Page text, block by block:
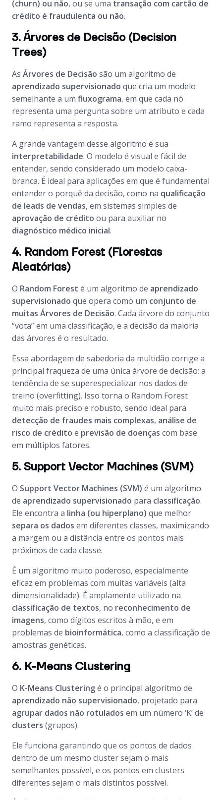
(churn) ou não, ou se uma transação com cartão de
crédito é fraudulenta ou não.
3. Árvores de Decisão (Decision
Trees)
As Árvores de Decisão são um algoritmo de
aprendizado supervisionado que cria um modelo
semelhante a um fluxograma, em que cada nó
representa uma pergunta sobre um atributo e cada
ramo representa a resposta.
A grande vantagem desse algoritmo é sua
interpretabilidade. O modelo é visual e fácil de
entender, sendo considerado um modelo caixa-
branca. É ideal para aplicações em que é fundamental
entender o porquê da decisão, como na qualificação
de leads de vendas, em sistemas simples de
aprovação de crédito ou para auxiliar no
diagnóstico médico inicial.
4. Random Forest (Florestas
Aleatórias)
O Random Forest é um algoritmo de aprendizado
supervisionado que opera como um conjunto de
muitas Árvores de Decisão. Cada árvore do conjunto
“vota” em uma classificação, e a decisão da maioria
das árvores é o resultado.
Essa abordagem de sabedoria da multidão corrige a
principal fraqueza de uma única árvore de decisão: a
tendência de se superespecializar nos dados de
treino (overfitting). Isso torna o Random Forest
muito mais preciso e robusto, sendo ideal para
detecção de fraudes mais complexas, análise de
risco de crédito e previsão de doenças com base
em múltiplos fatores.
5. Support Vector Machines (SVM)
O Support Vector Machines (SVM) é um algoritmo
de aprendizado supervisionado para classificação.
Ele encontra a linha (ou hiperplano) que melhor
separa os dados em diferentes classes, maximizando
a margem ou a distância entre os pontos mais
próximos de cada classe.
É um algoritmo muito poderoso, especialmente
eficaz em problemas com muitas variáveis (alta
dimensionalidade). É amplamente utilizado na
classificação de textos, no reconhecimento de
imagens, como dígitos escritos à mão, e em
problemas de bioinformática, como a classificação de
amostras genéticas.
6. K-Means Clustering
O K-Means Clusteringé o principal algoritmo de
aprendizado não supervisionado, projetado para
agrupar dados não rotulados em um número ‘K’ de
clusters (grupos).
Ele funciona garantindo que os pontos de dados
dentro de um mesmo cluster sejam o mais
semelhantes possível, e os pontos em clusters
diferentes sejam o mais distintos possível.